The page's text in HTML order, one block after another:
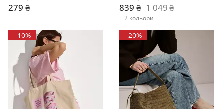
279 ₴ 839 ₴ 1 049 ₴
+ 2 кольори
- 10% - 20%